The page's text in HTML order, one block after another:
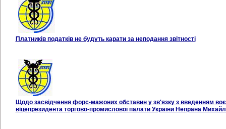
Платників податків не будуть карати за неподання звітності
Щодо засвідчення форс-мажоних обставин у зв'язку з введенням
віцепрезидента торгово-промислової палати України Непрана